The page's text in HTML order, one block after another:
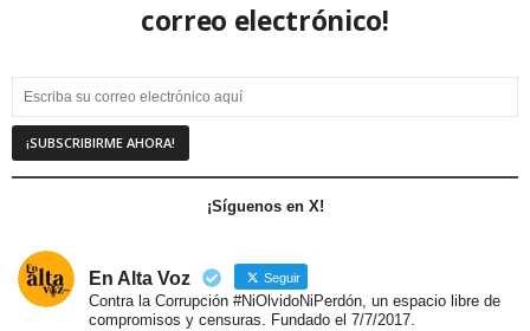
correo electrónico!
¡Síguenos en X!
En Alta Voz Seguir
Contra la Corrupción #NiOlvidoNiPerdón, un espacio libre de
compromisos y censuras. Fundado el 7/7/2017.